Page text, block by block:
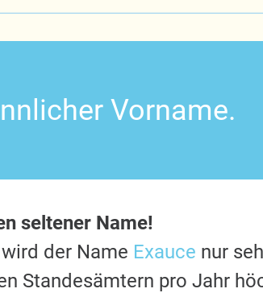
Vorname.
seltener Name!
der Name Exauce nur
Standesämtern pro Jahr